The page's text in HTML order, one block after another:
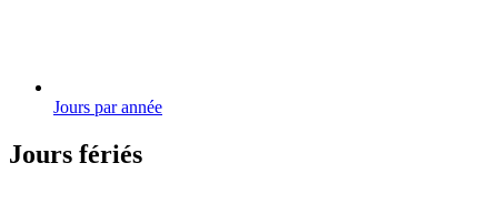
Jours par année
Jours fériés